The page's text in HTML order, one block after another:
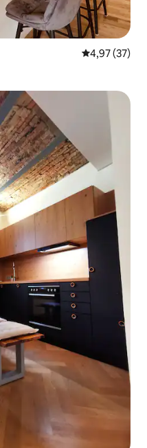
4,97 de uma
4,97 (37)